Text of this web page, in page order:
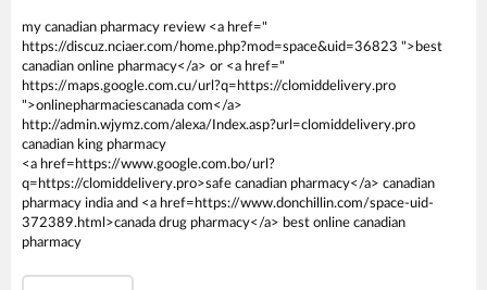
my canadian pharmacy review <a href="
https://discuz.nciaer.com/home.php?mod=space&uid=36823 ">best
canadian online pharmacy</a> or <a href="
https://maps.google.com.cu/url?q=https://clomiddelivery.pro
">onlinepharmaciescanada com</a>
http://admin.wjymz.com/alexa/Index.asp?url=clomiddelivery.pro
canadian king pharmacy
<a href=https://www.google.com.bo/url?
q=https://clomiddelivery.pro>safe canadian pharmacy</a> canadian
pharmacy india and <a href=https://www.donchillin.com/space-uid-
372389.html>canada drug pharmacy</a> best online canadian
pharmacy